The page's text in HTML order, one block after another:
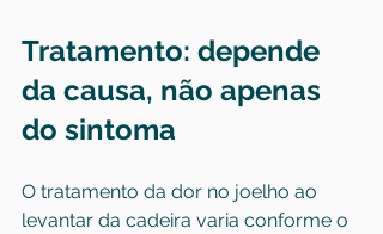
Tratamento: depende
da causa, não apenas
do sintoma
O tratamento da dor no joelho ao
levantar da cadeira varia conforme o